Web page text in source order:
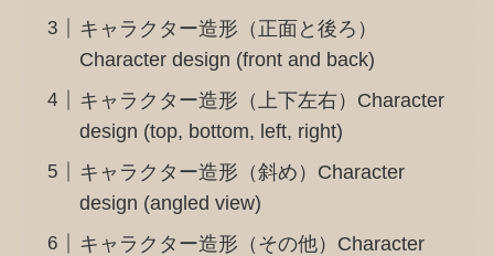
キャラクター造形（正面と後ろ）
Character design (front and back)
キャラクター造形（上下左右）Character
design (top, bottom, left, right)
キャラクター造形（斜め）Character
design (angled view)
キャラクター造形（その他）Character